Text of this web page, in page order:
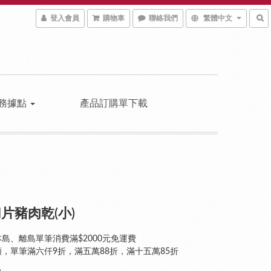
登入會員 購物車 聯絡我們 繁體中文
據點 產品訂購單下載
豬肉乾(小)
島、離島單筆消費滿$2000元免運費
單筆滿六仟9折，滿五萬88折，滿十五萬85折